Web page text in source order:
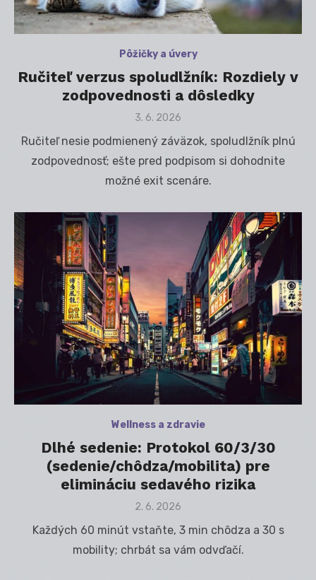
Pôžičky a úvery
Ručiteľ verzus spoludlžník: Rozdiely v
zodpovednosti a dôsledky
Posted
3. 6. 2026
Ručiteľ nesie podmienený záväzok, spoludlžník plnú
zodpovednosť; ešte pred podpisom si dohodnite
možné exit scenáre.
Wellness a zdravie
Dlhé sedenie: Protokol 60/3/30
(sedenie/chôdza/mobilita) pre
elimináciu sedavého rizika
Posted
2. 6. 2026
Každých 60 minút vstaňte, 3 min chôdza a 30 s
mobility; chrbát sa vám odvďačí.